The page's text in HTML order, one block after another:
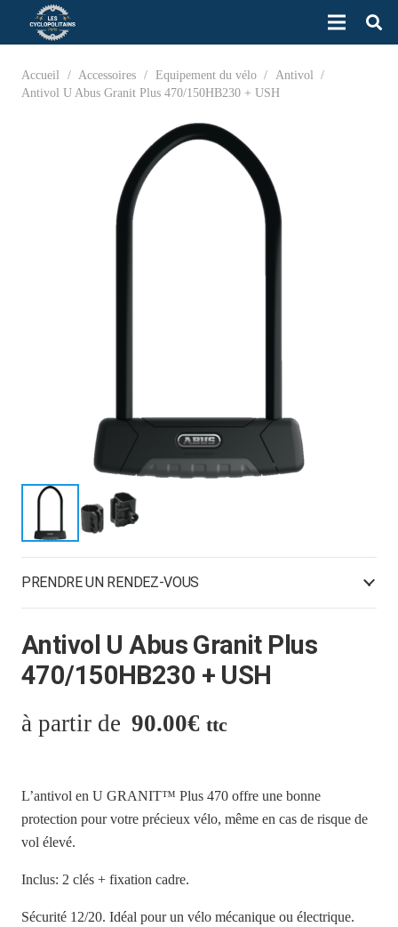
Accueil / Accessoires / Equipement du vélo / Antivol /
Antivol U Abus Granit Plus 470/150HB230 + USH
PRENDRE UN RENDEZ-VOUS
Antivol U Abus Granit Plus
470/150HB230 + USH
90.00€ ttc
L’antivol en U GRANIT™ Plus 470 offre une bonne
protection pour votre précieux vélo, même en cas de risque de
vol élevé.
Inclus: 2 clés + fixation cadre.
Sécurité 12/20. Idéal pour un vélo mécanique ou électrique.